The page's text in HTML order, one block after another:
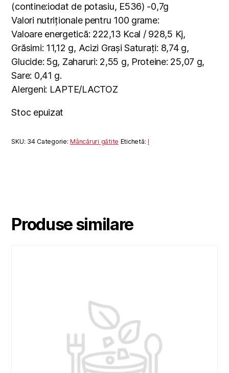
(contine:iodat de potasiu, E536) -0,7g
Valori nutriționale pentru 100 grame:
Valoare energetică: 222,13 Kcal / 928,5 Kj,
Grăsimi: 11,12 g, Acizi Grași Saturați: 8,74 g,
Glucide: 5g, Zaharuri: 2,55 g, Proteine: 25,07 g,
Sare: 0,41 g.
Alergeni: LAPTE/LACTOZ
Stoc epuizat
SKU: 34 Categorie:Mâncăruri gătite Etichetă:I
Produse similare